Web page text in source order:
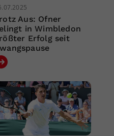
Aus: Ofner
in Wimbledon
Erfolg seit